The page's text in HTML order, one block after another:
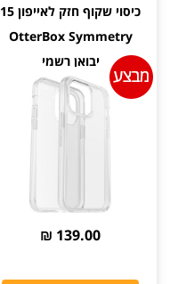
כיסוי שקוף חזק לאייפון 15
OtterBox Symmetry
יבואן רשמי
139.00 ₪